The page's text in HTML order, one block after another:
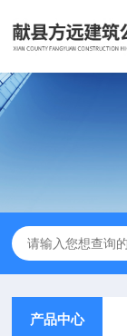
产品中心